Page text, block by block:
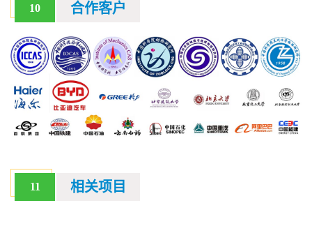
10 合作客户
11 相关项目